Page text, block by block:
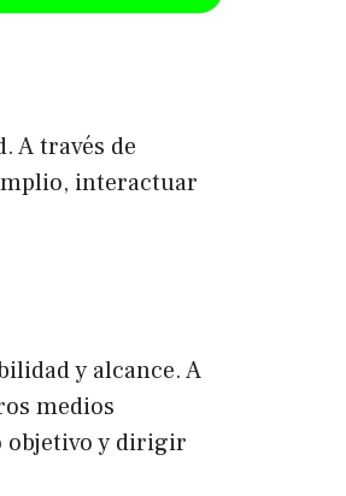
A través de
interactuar
y alcance. A
medios
objetivo y dirigir